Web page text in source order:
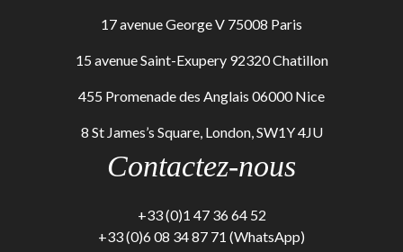
17 avenue George V 75008 Paris
15 avenue Saint-Exupery 92320 Chatillon
455 Promenade des Anglais 06000 Nice
8 St James’s Square, London, SW1Y 4JU
Contactez-nous
+33 (0)1 47 36 64 52
+33 (0)6 08 34 87 71 (WhatsApp)